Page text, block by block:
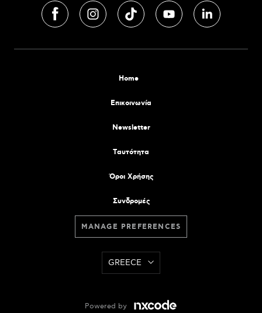
Home
Επικοινωνία
Newsletter
Tαυτότητα
Όροι Χρήσης
Συνδρομές
MANAGE PREFERENCES
GREECE
Powered by